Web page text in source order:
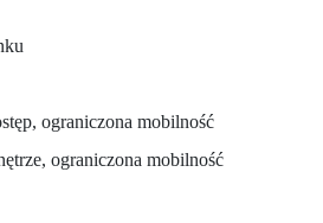
ograniczona mobilność
ograniczona mobilność